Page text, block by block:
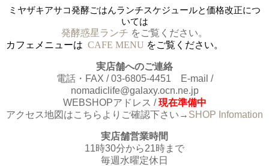
ミヤザキアサコ発酵ごはんランチスケジュールと価格改正につ
いては
発酵惑星ランチ をご覧ください。
カフェメニューは CAFE MENU をご覧ください。
実店舗へのご連絡
電話・FAX / 03-6805-4451 E-mail /
nomadiclife@galaxy.ocn.ne.jp
WEBSHOPアドレス /現在準備中
アクセス地図はこちらよりご確認下さい→ SHOP Infomation
実店舗営業時間
11時30分から21時まで
毎週水曜定休日